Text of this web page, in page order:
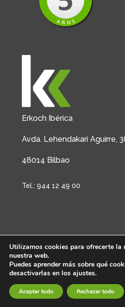
Erkoch Ibérica
Avda. Lehendakari Aguirre,
48014 Bilbao
Tel.: 944 12 49 00
Aviso Legal
Política
Política de
erkoch ibérica s.l.
Utilizamos cookies para ofrecerte la
nuestra web.
Puedes aprender más sobre qué
desactivarlas en los ajustes.
Aceptar todo Rechazar todo